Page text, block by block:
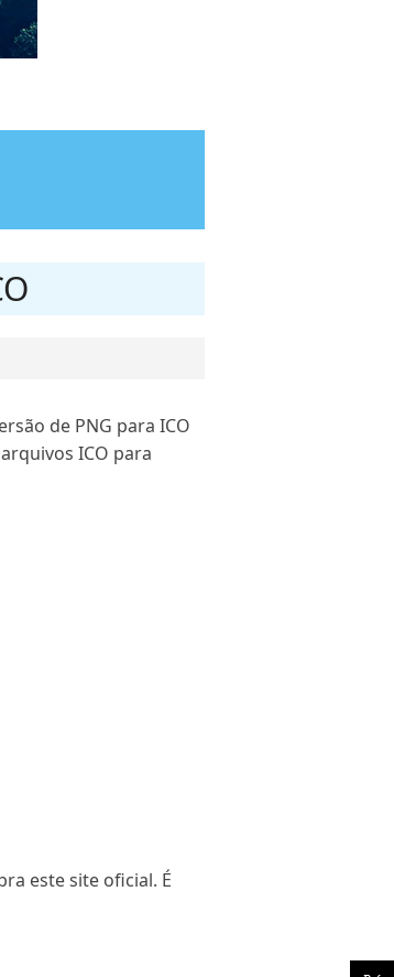
de PNG para ICO
ICO para
este site oficial. É